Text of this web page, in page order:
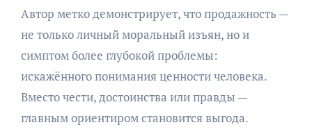
Автор метко демонстрирует, что продажность —
не только личный моральный изъян, но и
симптом более глубокой проблемы:
искажённого понимания ценности человека.
Вместо чести, достоинства или правды —
главным ориентиром становится выгода.